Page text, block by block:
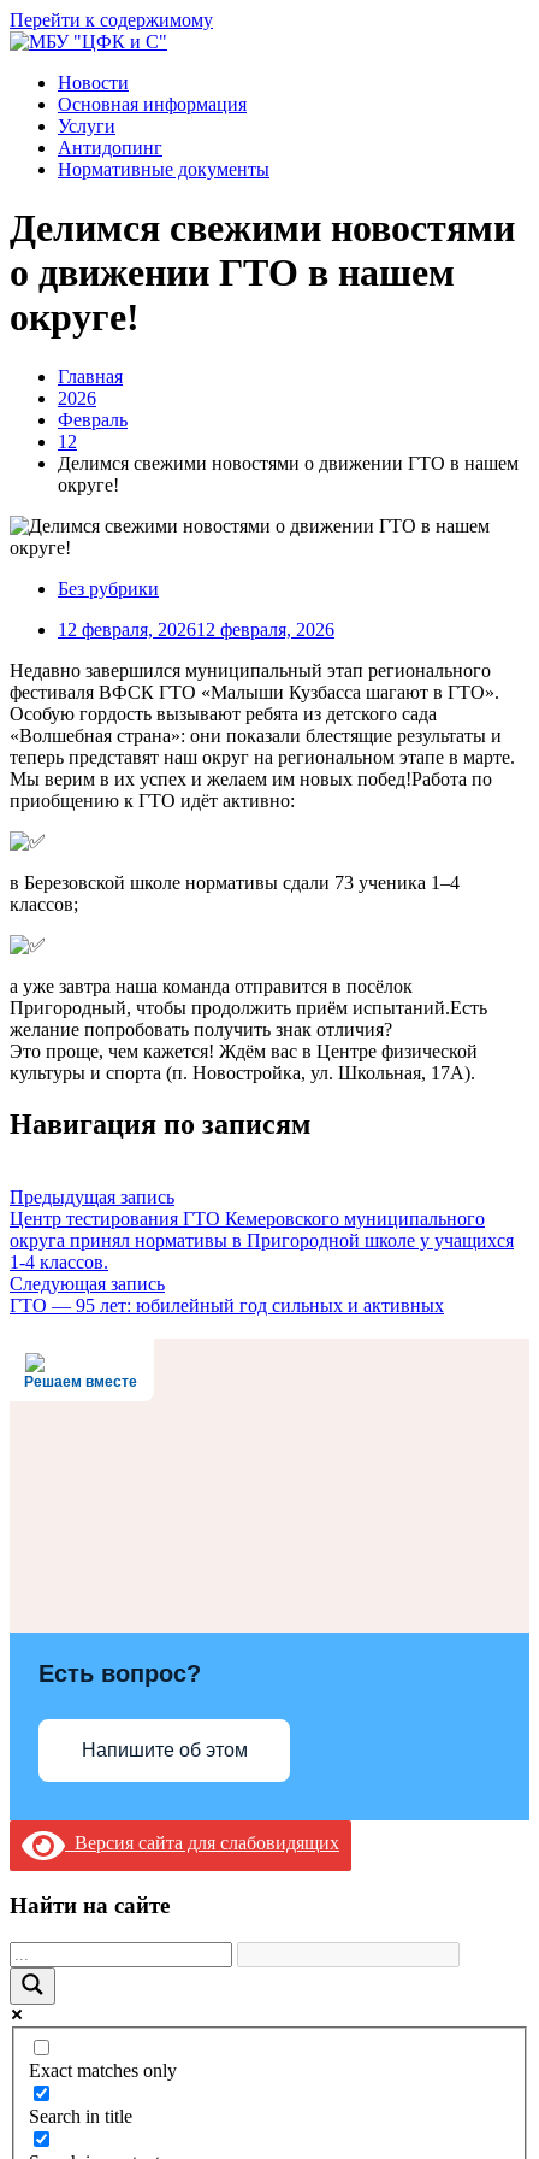
Перейти к содержимому
Новости
Основная информация
Услуги
Антидопинг
Нормативные документы
Делимся свежими новостями
о движении ГТО в нашем
округе!
Главная
2026
Февраль
12
Делимся свежими новостями о движении ГТО в нашем
округе!
Без рубрики
12 февраля, 202612 февраля, 2026
Недавно завершился муниципальный этап регионального
фестиваля ВФСК ГТО «Малыши Кузбасса шагают в ГТО».
Особую гордость вызывают ребята из детского сада
«Волшебная страна»: они показали блестящие результаты и
теперь представят наш округ на региональном этапе в марте.
Мы верим в их успех и желаем им новых побед!Работа по
приобщению к ГТО идёт активно:
в Березовской школе нормативы сдали 73 ученика 1–4
классов;
а уже завтра наша команда отправится в посёлок
Пригородный, чтобы продолжить приём испытаний.Есть
желание попробовать получить знак отличия?
Это проще, чем кажется! Ждём вас в Центре физической
культуры и спорта (п. Новостройка, ул. Школьная, 17А).
Навигация по записям
Предыдущая запись
Центр тестирования ГТО Кемеровского муниципального
округа принял нормативы в Пригородной школе у учащихся
1-4 классов.
Следующая запись
ГТО — 95 лет: юбилейный год сильных и активных
Решаем вместе
Есть вопрос?
Напишите об этом
Версия сайта для слабовидящих
Найти на сайте
Exact matches only
Search in title